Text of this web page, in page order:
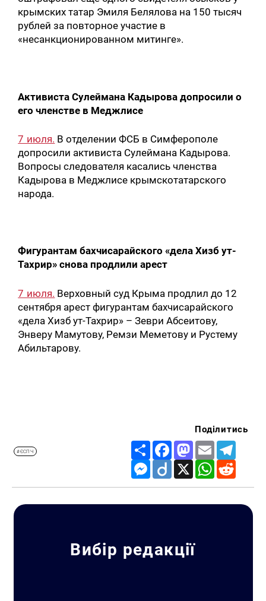
крымских татар Эмиля Белялова на 150 тысяч
рублей за повторное участие в
«несанкционированном митинге».
Активиста Сулеймана Кадырова допросили о
его членстве в Меджлисе
7 июля. В отделении ФСБ в Симферополе
допросили активиста Сулеймана Кадырова.
Вопросы следователя касались членства
Кадырова в Меджлисе крымскотатарского
народа.
Фигурантам бахчисарайского «дела Хизб ут-
Тахрир» снова продлили арест
7 июля. Верховный суд Крыма продлил до 12
сентября арест фигурантам бахчисарайского
«дела Хизб ут-Тахрир» – Зеври Абсеитову,
Энверу Мамутову, Ремзи Меметову и Рустему
Абильтарову.
#ЄСПЧ
Поділитись
Share FacebookMastodon
Email
Messenger
Diigo X WhatsApp
Вибір редакції